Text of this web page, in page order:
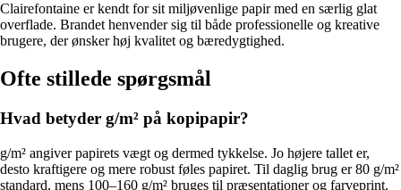
Clairefontaine er kendt for sit miljøvenlige papir med en særlig glat
overflade. Brandet henvender sig til både professionelle og kreative
brugere, der ønsker høj kvalitet og bæredygtighed.
Ofte stillede spørgsmål
Hvad betyder g/m² på kopipapir?
g/m² angiver papirets vægt og dermed tykkelse. Jo højere tallet er,
desto kraftigere og mere robust føles papiret. Til daglig brug er 80 g/m²
standard, mens 100–160 g/m² bruges til præsentationer og farveprint.